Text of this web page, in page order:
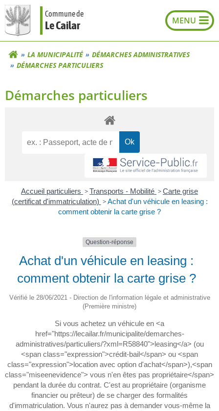
Aller
au
contenu
Commune de
Le Cailar
LA MUNICIPALITÉ
DÉMARCHES ADMINISTRATIVES
DÉMARCHES PARTICULIERS
Démarches particuliers
Accueil particuliers >Transports - Mobilité >Carte grise
(certificat d'immatriculation) > Achat d'un véhicule en leasing :
comment obtenir la carte grise ?
Question-réponse
Achat d'un véhicule en leasing :
comment obtenir la carte grise ?
Vérifié le 28/06/2021 - Direction de l'information légale et administrative
(Première ministre)
Si vous achetez un véhicule en <a
href="https://lecailar.fr/municipalite/demarches-
administratives/particuliers/?xml=R58840">leasing</a> (ou
<span class="expression">crédit-bail</span> ou <span
class="expression">location avec option d'achat</span>),<span
class="miseenevidence"> vous n'en êtes pas propriétaire</span>
pendant la durée du contrat. C'est au propriétaire (organisme
financier ou prêteur) de se charger des formalités
d'immatriculation. Vous n'aurez pas à demander vous-même la